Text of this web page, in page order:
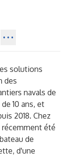
solutions
des
navals de
10 ans, et
2018. Chez
récemment été
de
d'une